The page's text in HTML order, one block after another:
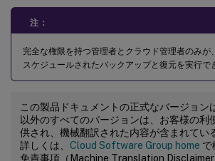
注：
完全な権限を持つ管理者とクラウド管理者のみが
スケジュールされたバックアップと復元を実行で
この製品ドキュメントの正式なバージョン
以外のすべてのバージョンは、お客様の利
供され、機械翻訳された内容が含まれてい
詳しくは、 Cloud Software Group home で
免責事項（Machine Translation Disclaimer